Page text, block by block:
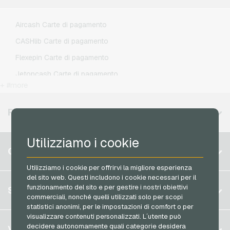
Utilizziamo i cookie
Utilizziamo i cookie per offrirvi la migliore esperienza
del sito web. Questi includono i cookie necessari per il
funzionamento del sito e per gestire i nostri obiettivi
commerciali, nonché quelli utilizzati solo per scopi
statistici anonimi, per le impostazioni di comfort o per
visualizzare contenuti personalizzati. L´utente può
decidere autonomamente quali categorie desidera
Aircash Carte di pagamento
CASHlib Carte di pagamento
Flexepin Carte di pagamento
Jetoncash Carte di pagamento
Neosurf Carte di pagamento
Razer Gold Carte di pagamento
Transcash Carte di pagamento
REGIONI DISPONIBILI
Belgio
Germania (DE)
Germania (EN)
Francia
Italia
CONTO
Registrati
Accedi
Il mio carrello
SERVIZIO
FAQ